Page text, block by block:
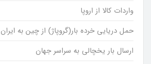
واردات کالا از اروپا
حمل دریایی خرده بار(گروپاژ) از چین به ایران
ارسال بار یخچالی به سراسر جهان